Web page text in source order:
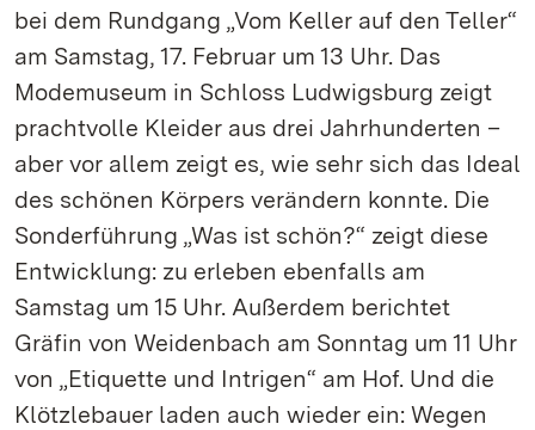
bei dem Rundgang „Vom Keller auf den Teller“
am Samstag, 17. Februar um 13 Uhr. Das
Modemuseum in Schloss Ludwigsburg zeigt
prachtvolle Kleider aus drei Jahrhunderten –
aber vor allem zeigt es, wie sehr sich das Ideal
des schönen Körpers verändern konnte. Die
Sonderführung „Was ist schön?“ zeigt diese
Entwicklung: zu erleben ebenfalls am
Samstag um 15 Uhr. Außerdem berichtet
Gräfin von Weidenbach am Sonntag um 11 Uhr
von „Etiquette und Intrigen“ am Hof. Und die
Klötzlebauer laden auch wieder ein: Wegen